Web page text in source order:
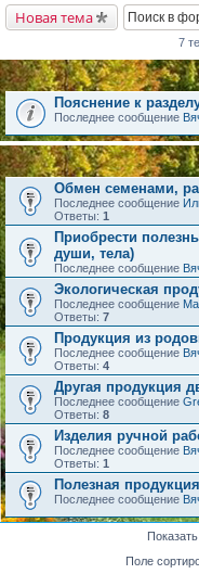
Новая тема
7
Пояснение к
Последнее сообщение
Обмен семенами,
Последнее сообщение
Ответы: 1
Приобрести
души, тела)
Последнее сообщение
Экологическая
Последнее сообщение
Ответы: 7
Продукция из
Последнее сообщение
Ответы: 4
Другая продукция
Последнее сообщение
Ответы: 8
Изделия ручной
Последнее сообщение
Ответы: 1
Полезная продукция
Последнее сообщение
Поле